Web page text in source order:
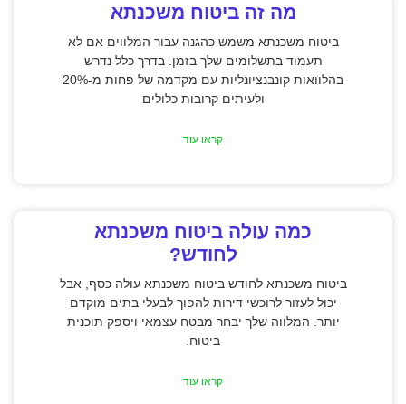
מה זה ביטוח משכנתא
ביטוח משכנתא משמש כהגנה עבור המלווים אם לא
תעמוד בתשלומים שלך בזמן. בדרך כלל נדרש
בהלוואות קונבנציונליות עם מקדמה של פחות מ-20%
ולעיתים קרובות כלולים
קראו עוד
כמה עולה ביטוח משכנתא
לחודש?
ביטוח משכנתא לחודש ביטוח משכנתא עולה כסף, אבל
יכול לעזור לרוכשי דירות להפוך לבעלי בתים מוקדם
יותר. המלווה שלך יבחר מבטח עצמאי ויספק תוכנית
ביטוח.
קראו עוד